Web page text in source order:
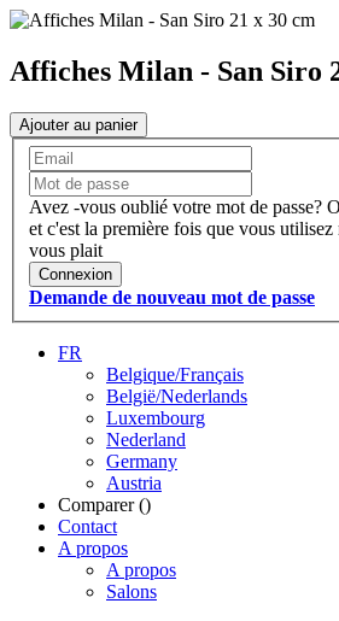
Affiches Milan - San Siro
Ajouter au panier
Avez -vous oublié votre mot de passe?
et c'est la première fois que vous utilisez
vous plait
Connexion
Demande de nouveau mot de passe
FR
Belgique/Français
België/Nederlands
Luxembourg
Nederland
Germany
Austria
Comparer ()
Contact
A propos
A propos
Salons